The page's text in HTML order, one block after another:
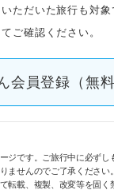
ただいた旅行も対象
ご確認ください。
会員登録（無料
ジです。ご旅行中に必ずし
ませんのでご了承ください。
転載、複製、改変等を固く